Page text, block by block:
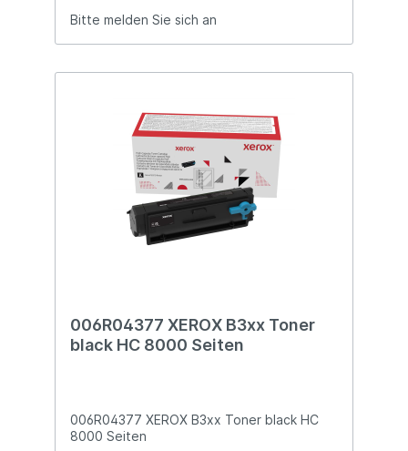
Bitte melden Sie sich an
006R04377 XEROX B3xx Toner
black HC 8000 Seiten
006R04377 XEROX B3xx Toner black HC
8000 Seiten